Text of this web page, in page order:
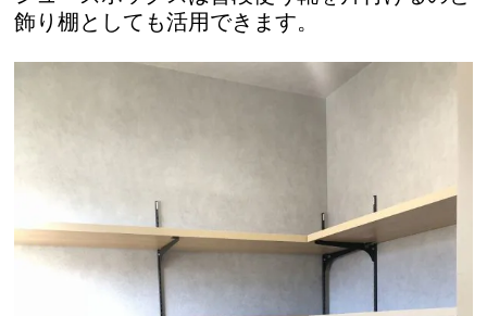
飾り棚としても活用できます。